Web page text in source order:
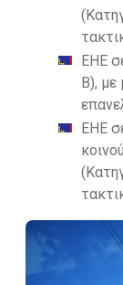
ΕΗΕ
Β), με
ΕΗΕ